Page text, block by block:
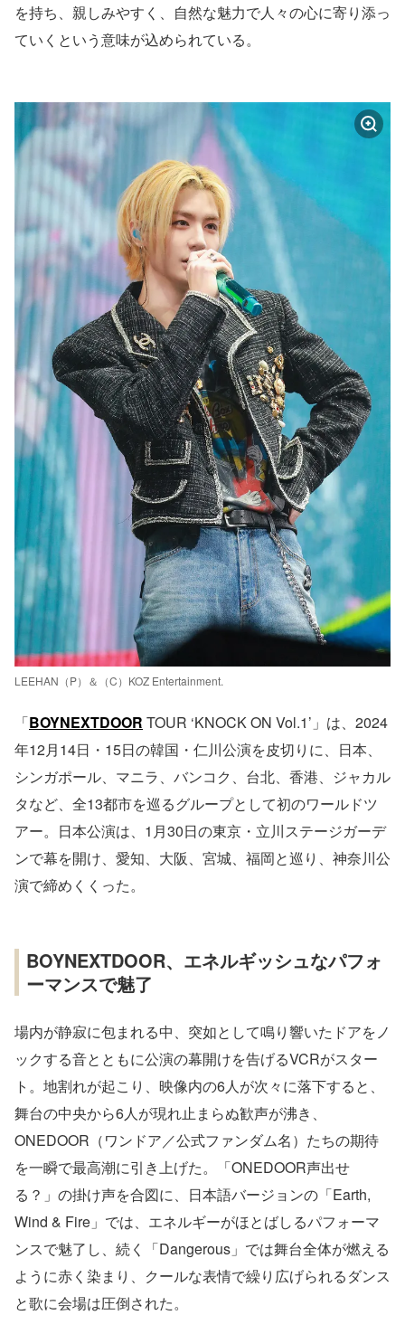
を持ち、親しみやすく、自然な魅力で人々の心に寄り添っ
ていくという意味が込められている。
LEEHAN（P）＆（C）KOZ Entertainment.
「BOYNEXTDOOR TOUR ‘KNOCK ON Vol.1’」は、2024
年12月14日・15日の韓国・仁川公演を皮切りに、日本、
シンガポール、マニラ、バンコク、台北、香港、ジャカル
タなど、全13都市を巡るグループとして初のワールドツ
アー。日本公演は、1月30日の東京・立川ステージガーデ
ンで幕を開け、愛知、大阪、宮城、福岡と巡り、神奈川公
演で締めくくった。
BOYNEXTDOOR、エネルギッシュなパフォ
ーマンスで魅了
場内が静寂に包まれる中、突如として鳴り響いたドアをノ
ックする音とともに公演の幕開けを告げるVCRがスター
ト。地割れが起こり、映像内の6人が次々に落下すると、
舞台の中央から6人が現れ止まらぬ歓声が沸き、
ONEDOOR（ワンドア／公式ファンダム名）たちの期待
を一瞬で最高潮に引き上げた。「ONEDOOR声出せ
る？」の掛け声を合図に、日本語バージョンの「Earth,
Wind & Fire」では、エネルギーがほとばしるパフォーマ
ンスで魅了し、続く「Dangerous」では舞台全体が燃える
ように赤く染まり、クールな表情で繰り広げられるダンス
と歌に会場は圧倒された。